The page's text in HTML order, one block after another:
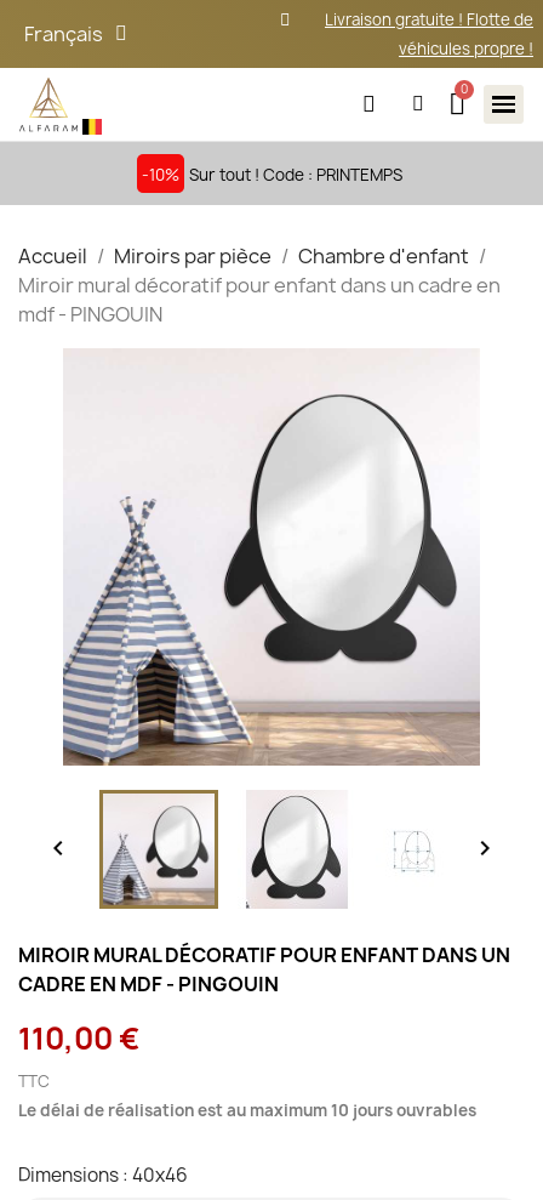
Français
Livraison gratuite ! Flotte de
véhicules propre !
-10% Sur tout ! Code : PRINTEMPS
Accueil Miroirs par pièce
Chambre d'enfant
Miroir mural décoratif pour enfant dans un cadre en
mdf - PINGOUIN
 
MIROIR MURAL DÉCORATIF POUR ENFANT DANS UN
CADRE EN MDF - PINGOUIN
110,00 €
TTC
Le délai de réalisation est au maximum 10 jours ouvrables
Dimensions : 40x46